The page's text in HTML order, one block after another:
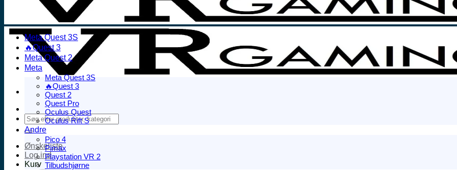
Søg
efter:
Ønskeliste
Log ind
Kurv
Meta Quest 3S
🔥Quest 3
Meta Quest 2
Meta
Meta Quest 3S
🔥Quest 3
Quest 2
Quest Pro
Oculus Quest
Oculus Rift S
Andre
Pico 4
Pimax
Playstation VR 2
Tilbudshjørne